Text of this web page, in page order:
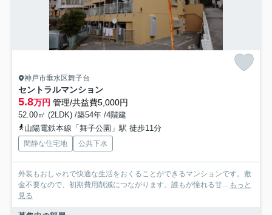
神戸市垂水区舞子台
セントラルマンション
5.8万円 管理/共益費5,000円
52.00㎡ (2LDK) /築54年 /4階建
山陽電鉄本線「舞子公園」駅 徒歩11分
閑静な住宅地 公共下水
外装もおしゃれで快適な生活をおくることができるマンションです。敷
金不要なので、初期費用削減につながります。誰もが憧れる甘... もっと
見る